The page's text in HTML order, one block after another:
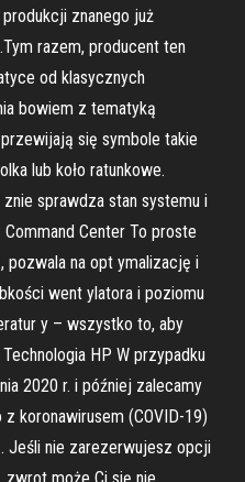
znanego już
razem, producent ten
od klasycznych
bowiem z tematyką
się symbole takie
lub koło ratunkowe.
sprawdza stan systemu i
Center To proste
pozwala na opt ymalizację i
went ylatora i poziomu
y – wszystko to, aby
HP W przypadku
2020 r. i później zalecamy
koronawirusem (COVID-19)
Jeśli nie zarezerwujesz opcji